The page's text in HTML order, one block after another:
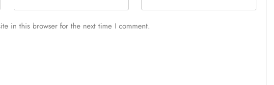
in this browser for the next time I comment.